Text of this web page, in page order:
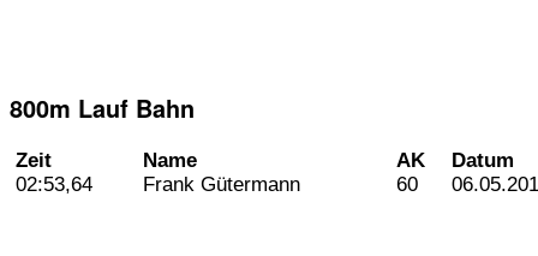
800m Lauf Bahn
Zeit Name AK
Datum
02:53,64
Frank Gütermann 60